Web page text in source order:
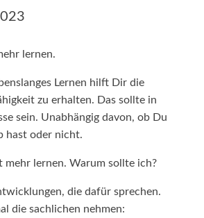
lernen.
Lernen hilft Dir die
zu erhalten. Das sollte in
sein. Unabhängig davon, ob Du
hast oder nicht.
mehr lernen. Warum sollte ich?
die dafür sprechen.
die sachlichen nehmen: